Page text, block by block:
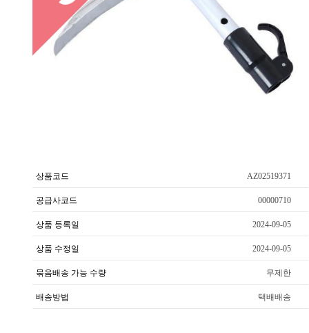
상품코드 AZ02519371
공급사코드 00000710
상품 등록일 2024-09-05
상품 수정일 2024-09-05
묶음배송 가능 수량 무제한
배송방법 택배배송